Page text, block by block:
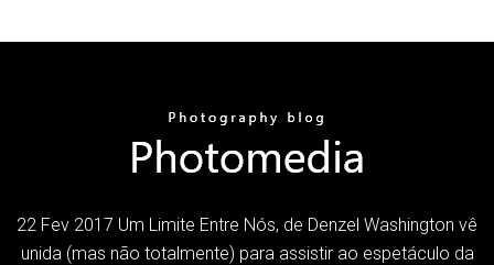
22 Fev 2017 Um Limite Entre Nós, de Denzel Washington vê
unida (mas não totalmente) para assistir ao espetáculo da